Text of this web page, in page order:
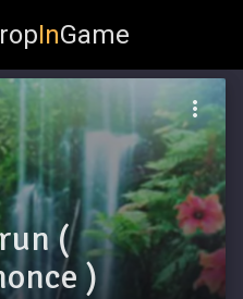
InGame
(
)